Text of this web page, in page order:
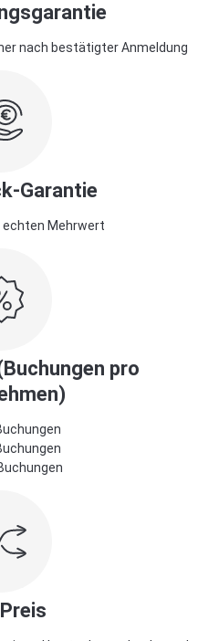
nach bestätigter Anmeldung
Garantie
echten Mehrwert
pro